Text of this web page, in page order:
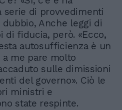
serie di provvedimenti
Anche leggi di
di fiducia, però. «Ecco,
autosufficienza è un
a me pare molto
sulle dimissioni
del governo». Ciò le
ministri e
state respinte.